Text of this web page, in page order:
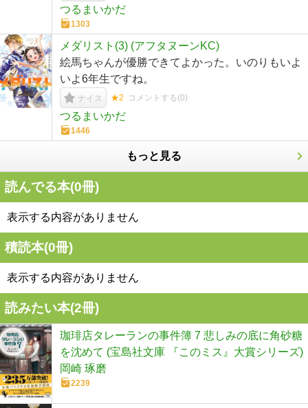
つるまいかだ
1303
メダリスト(3) (アフタヌーンKC)
絵馬ちゃんが優勝できてよかった。いのりもいよ
いよ6年生ですね。
ナイス ★2 コメントする(0)
つるまいかだ
1446
もっと見る
読んでる本(0冊)
表示する内容がありません
積読本(0冊)
表示する内容がありません
読みたい本(2冊)
珈琲店タレーランの事件簿 7 悲しみの底に角砂糖
を沈めて (宝島社文庫 『このミス』大賞シリーズ)
岡崎 琢磨
2239